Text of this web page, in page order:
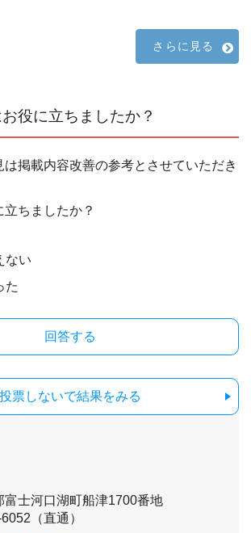
さらに見る
役に立ちましたか？
は掲載内容改善の参考とさせていただき
ちましたか？
ない
た
投票しないで結果をみる
富士河口湖町船津1700番地
（直通）